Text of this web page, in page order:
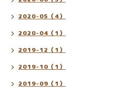
2020-05（4）
2020-04（1）
2019-12（1）
2019-10（1）
2019-09（1）